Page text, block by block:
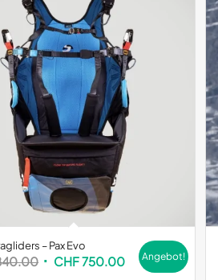
– Pax Evo
Ursprünglicher
CHF750.00Aktueller
Angebot!